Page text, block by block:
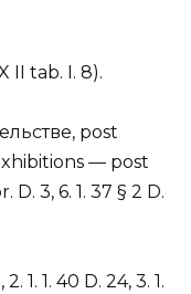
II tab. I. 8).
post
— post
D. 3, 6. 1. 37 § 2 D.
1. 1. 40 D. 24, 3. 1.